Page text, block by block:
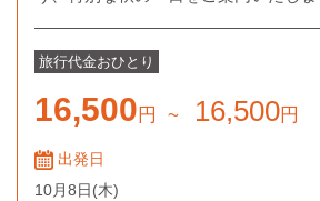
旅行代金おひとり
16,500円 ~ 16,500円
出発日
10月8日(木)